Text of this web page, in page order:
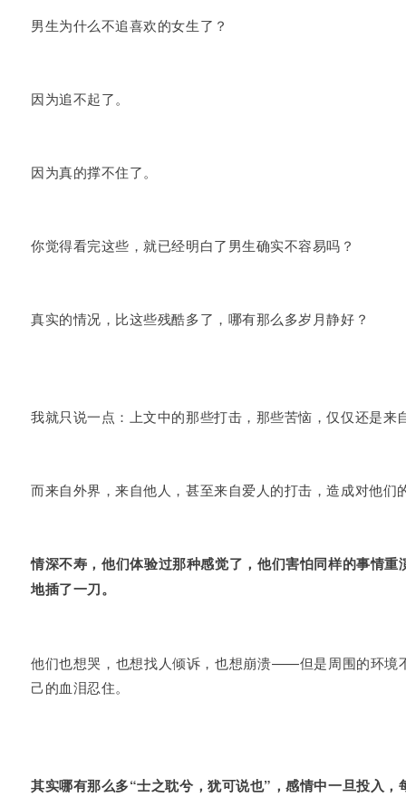
男生为什么不追喜欢的女生了？
因为追不起了。
因为真的撑不住了。
你觉得看完这些，就已经明白了男生确实不容易吗？
真实的情况，比这些残酷多了，哪有那么多岁月静好？
我就只说一点：上文中的那些打击，那些苦恼，仅仅还是来
而来自外界，来自他人，甚至来自爱人的打击，造成对他们
情深不寿，他们体验过那种感觉了，他们害怕同样的事情
地插了一刀。
他们也想哭，也想找人倾诉，也想崩溃——但是周围的环境
己的血泪忍住。
其实哪有那么多“士之耽兮，犹可说也”，感情中一旦投入